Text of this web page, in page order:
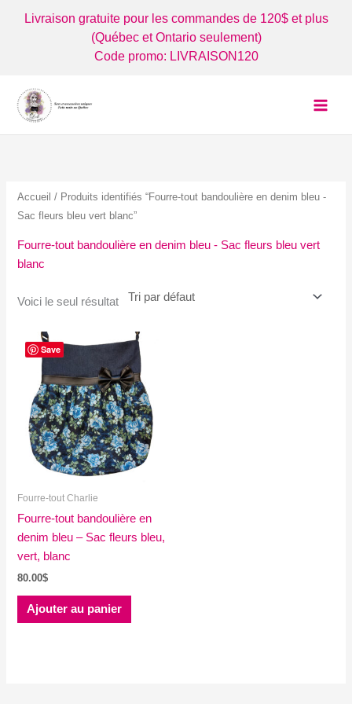
Livraison gratuite pour les commandes de 120$ et plus
(Québec et Ontario seulement)
Code promo: LIVRAISON120
Accueil / Produits identifiés “Fourre-tout bandoulière en denim bleu -
Sac fleurs bleu vert blanc”
Fourre-tout bandoulière en denim bleu - Sac fleurs bleu vert
blanc
Voici le seul résultat
Save
Fourre-tout Charlie
Fourre-tout bandoulière en
denim bleu – Sac fleurs bleu,
vert, blanc
80.00$
Ajouter au panier